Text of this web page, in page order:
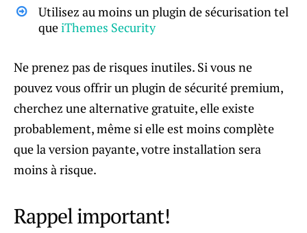
Utilisez au moins un plugin de sécurisation tel
queiThemes Security
Ne prenez pas de risques inutiles. Si vous ne
pouvez vous offrir un plugin de sécurité premium,
cherchez une alternative gratuite, elle existe
probablement, même si elle est moins complète
que la version payante, votre installation sera
moins à risque.
Rappel important!